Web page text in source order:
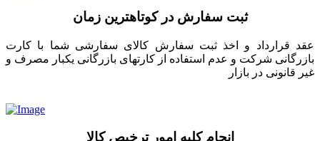
ثبت سفارش در کوتاهترین زمان
عقد قرارداد و اخذ ثبت سفارش کالای سفارشی شما با کارت
بازرگانی شرکت و عدم استفاده از کارتهای بازرگانی یکبار مصرف و
غیر قانونی در بازار
انجام کلیه امور ترخیص کالا